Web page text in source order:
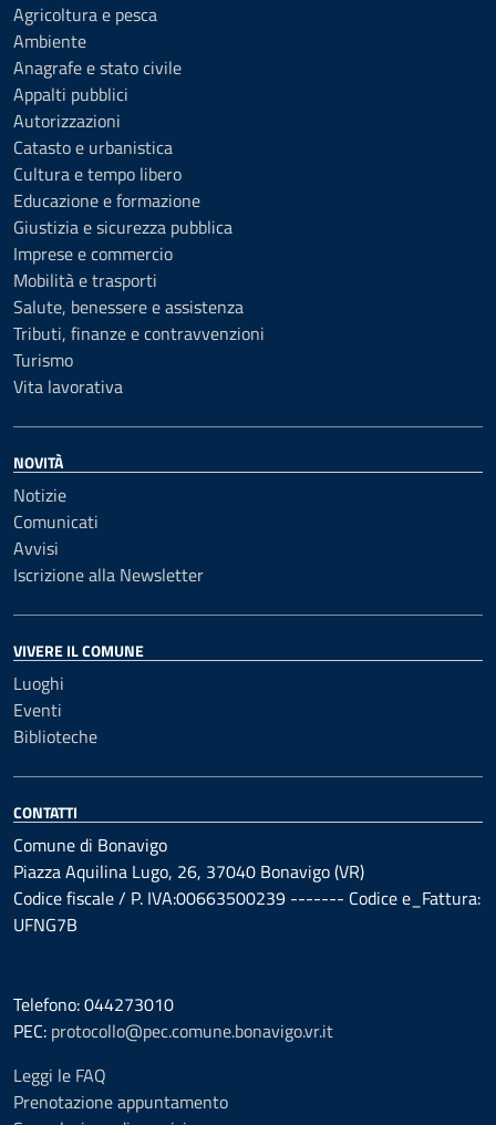
Agricoltura e pesca
Ambiente
Anagrafe e stato civile
Appalti pubblici
Autorizzazioni
Catasto e urbanistica
Cultura e tempo libero
Educazione e formazione
Giustizia e sicurezza pubblica
Imprese e commercio
Mobilità e trasporti
Salute, benessere e assistenza
Tributi, finanze e contravvenzioni
Turismo
Vita lavorativa
NOVITÀ
Notizie
Comunicati
Avvisi
Iscrizione alla Newsletter
VIVERE IL COMUNE
Luoghi
Eventi
Biblioteche
CONTATTI
Comune di Bonavigo
Piazza Aquilina Lugo, 26, 37040 Bonavigo (VR)
Codice fiscale / P. IVA:00663500239 ------- Codice e_Fattura:
UFNG7B
Telefono: 044273010
PEC: protocollo@pec.comune.bonavigo.vr.it
Leggi le FAQ
Prenotazione appuntamento